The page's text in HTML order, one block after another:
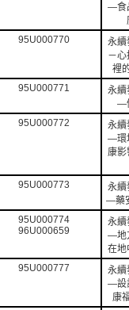
—食
95U000770
永續
－心
裡
95U000771
永續
—
95U000772
永續
—環
康影
95U000773
永續
—藥
95U000774
96U000659
永續
—地
在地
95U000777
永續
—設
康